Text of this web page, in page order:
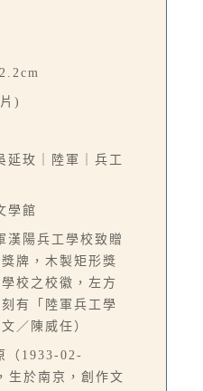
)
延玫｜陸軍｜兵工
學館
漢陽兵工學校致贈
牌，木製矩形獎
校之校徽，左方
有「陸軍兵工學
／陳威任）
（1933-02-
生於南京，創作文